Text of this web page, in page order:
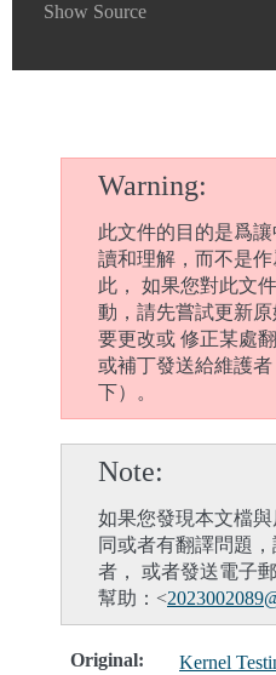
Show Source
Warning
此文件的目的是爲
讀和理解，而不是
此， 如果您對此文
動，請先嘗試更新
要更改或 修正某處
或補丁發送給維護
下）。
Note
如果您發現本文檔
同或者有翻譯問題
者， 或者發送電子
幫助：<2023002089
Original:
Kernel